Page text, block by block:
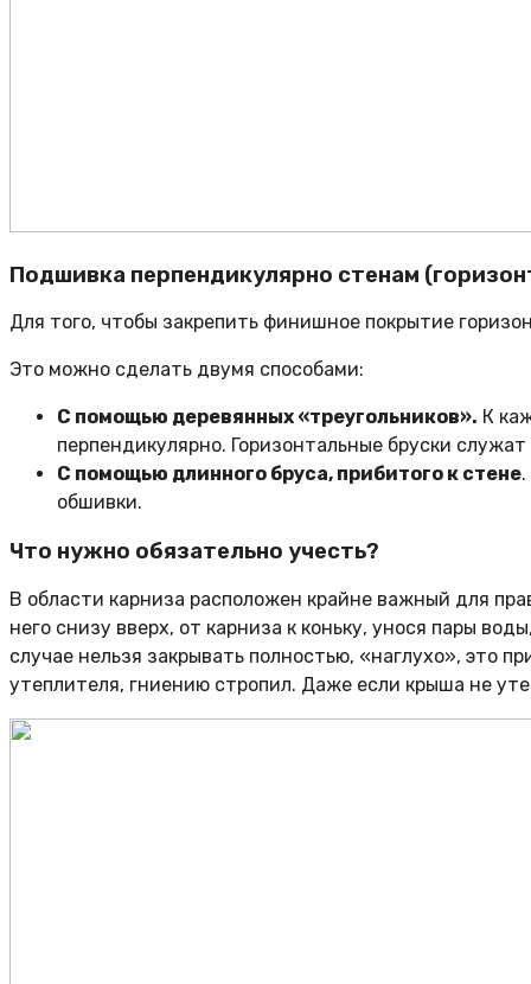
Подшивка перпендикулярно стенам
Для того, чтобы закрепить финишное покрытие
Это можно сделать двумя способами:
С помощью деревянных «треугольников». К
перпендикулярно. Горизонтальные бруски
С помощью длинного бруса, прибитого к стене
обшивки.
Что нужно обязательно учесть?
В области карниза расположен крайне важный для
него снизу вверх, от карниза к коньку, унося пары
случае нельзя закрывать полностью, «наглухо», это
утеплителя, гниению стропил. Даже если крыша не